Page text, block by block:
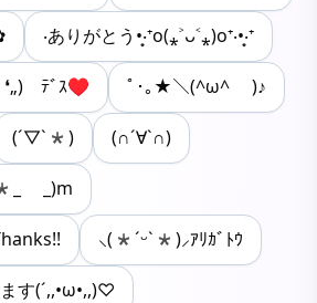
‧ありがとう•͙‧⁺o(⁎˃ᴗ˂⁎)o⁺‧•͙‧⁺
ゝﾃﾞｽ♥‪ ﾟ･｡★＼(^ω^ )♪
(´▽`*) (∩´∀`∩)
_)m
⸜(*ˊᵕˋ*)⸝‬ｱﾘｶﾞﾄｳ
す(´,,•ω•,,)♡